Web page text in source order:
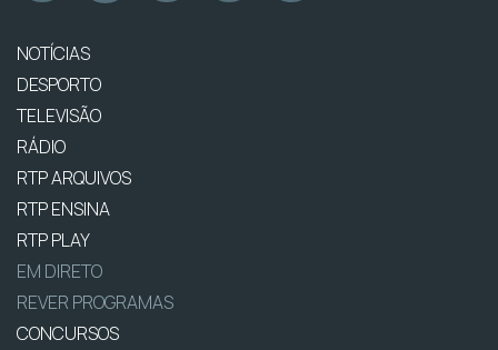
NOTÍCIAS
DESPORTO
TELEVISÃO
RÁDIO
RTP ARQUIVOS
RTP ENSINA
RTP PLAY
EM DIRETO
REVER PROGRAMAS
CONCURSOS